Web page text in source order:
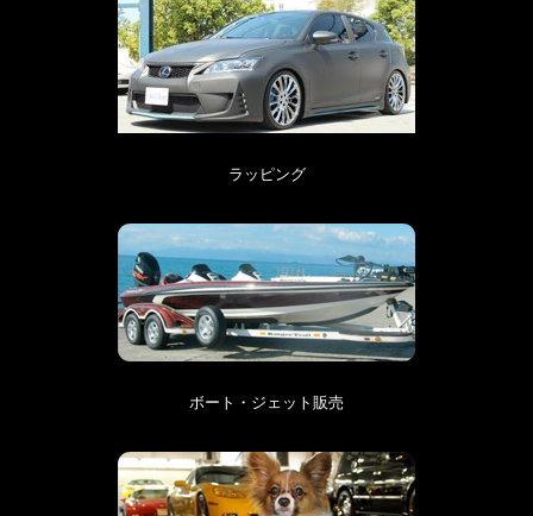
ラッピング
ボート・ジェット販売